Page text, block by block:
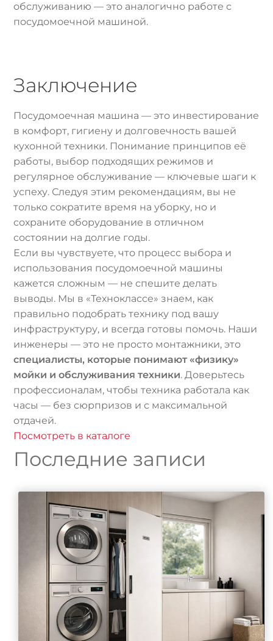
обслуживанию — это аналогично работе с
посудомоечной машиной.
Заключение
Посудомоечная машина — это инвестирование
в комфорт, гигиену и долговечность вашей
кухонной техники. Понимание принципов её
работы, выбор подходящих режимов и
регулярное обслуживание — ключевые шаги к
успеху. Следуя этим рекомендациям, вы не
только сократите время на уборку, но и
сохраните оборудование в отличном
состоянии на долгие годы.
Если вы чувствуете, что процесс выбора и
использования посудомоечной машины
кажется сложным — не спешите делать
выводы. Мы в «Техноклассе» знаем, как
правильно подобрать технику под вашу
инфраструктуру, и всегда готовы помочь. Наши
инженеры — это не просто монтажники, это
специалисты, которые понимают «физику»
мойки и обслуживания техники. Доверьтесь
профессионалам, чтобы техника работала как
часы — без сюрпризов и с максимальной
отдачей.
Посмотреть в каталоге
Последние записи